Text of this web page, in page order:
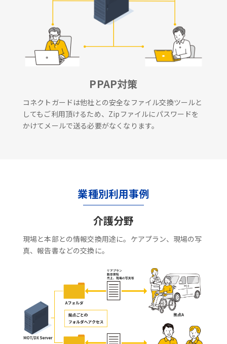
PPAP対策
コネクトガードは他社との安全なファイル交換ツールと
してもご利用頂けるため、Zipファイルにパスワードを
かけてメールで送る必要がなくなります。
業種別利用事例
介護分野
現場と本部との情報交換用途に。ケアプラン、現場の写
真、報告書などの交換に。